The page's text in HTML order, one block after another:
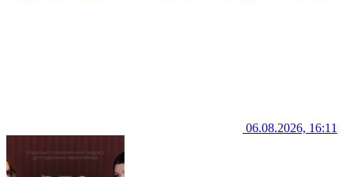
06.08.2026, 16:11